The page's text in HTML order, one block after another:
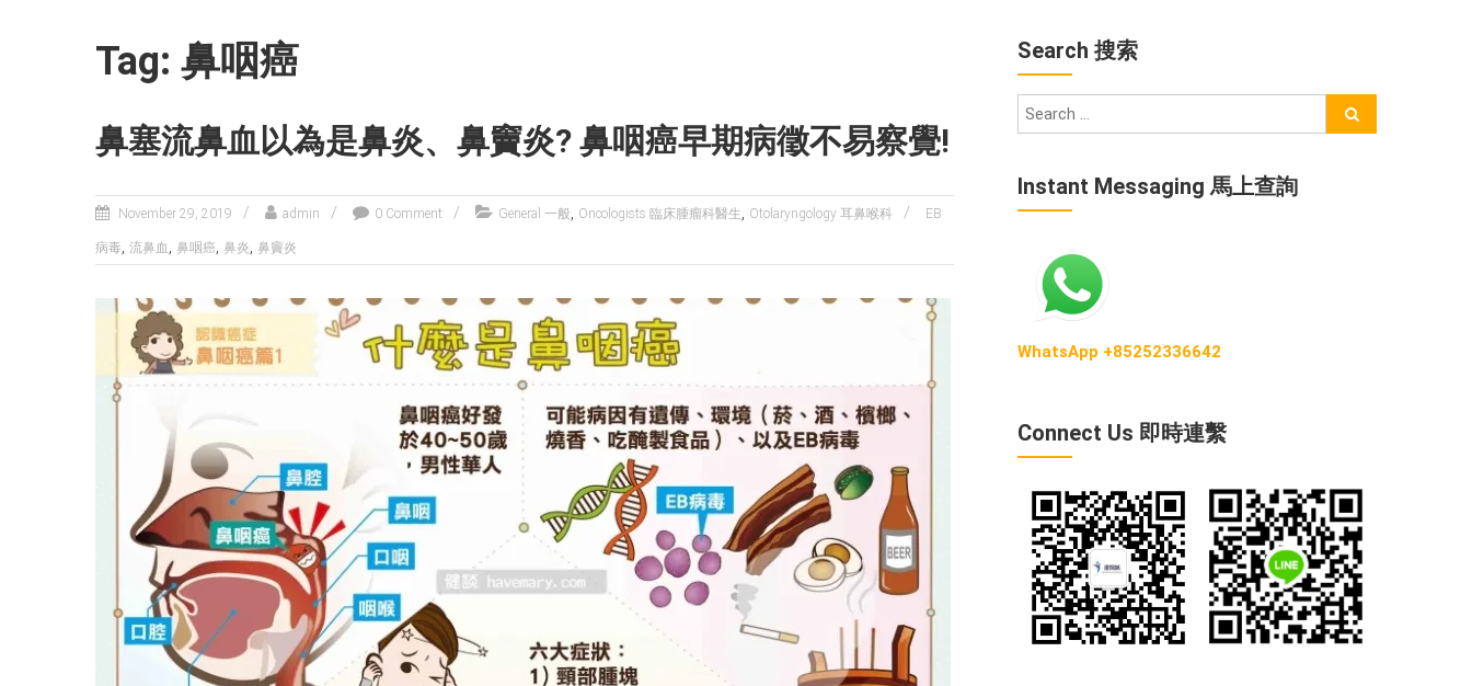
至 Email:
enquiry@hkmcgroup.com
Tag: 鼻咽癌
鼻塞流鼻血以為是鼻炎、鼻竇炎? 鼻咽癌早期病徵不易察覺!
November 29, 2019 admin 0 Comment General 一般, Oncologists 臨床腫瘤科醫生, Otolaryngology 耳鼻喉科 EB
病毒, 流鼻血 , 鼻咽癌, 鼻炎, 鼻竇炎
Search 搜索
Instant Messaging 馬上查詢
WhatsApp +85252336642
Connect Us 即時連繫